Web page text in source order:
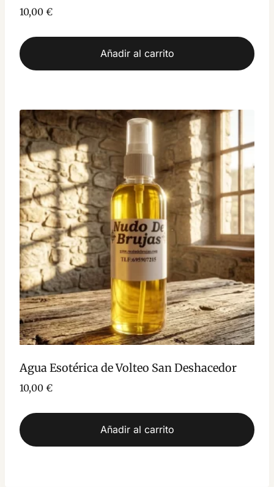
10,00 €
Añadir al carrito
Agua Esotérica de Volteo San Deshacedor
10,00 €
Añadir al carrito